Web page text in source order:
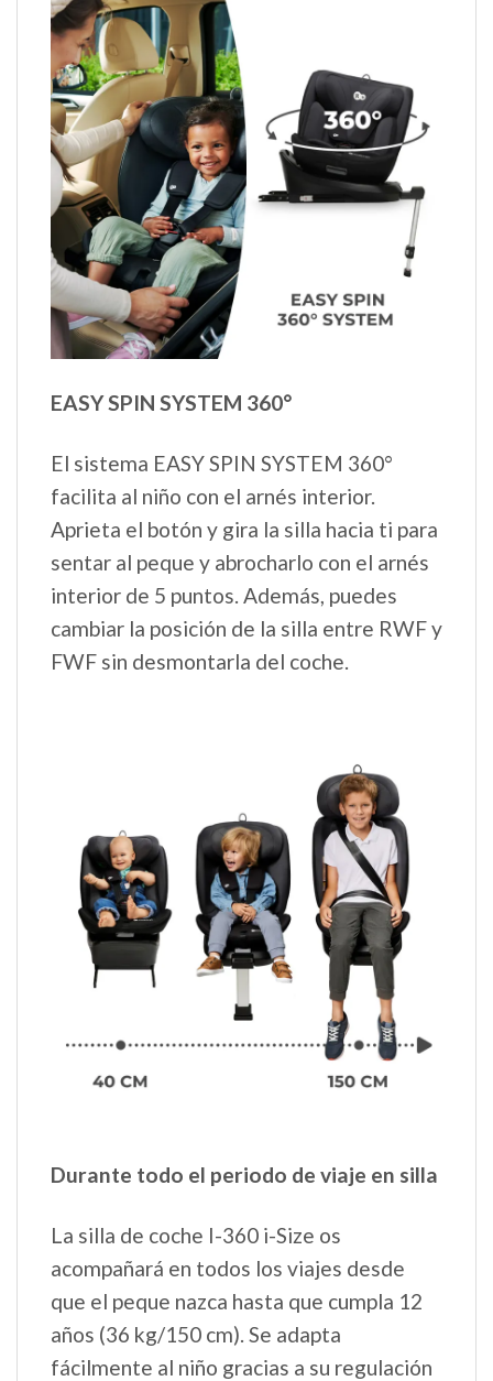
EASY SPIN SYSTEM 360°
El sistema EASY SPIN SYSTEM 360°
facilita al niño con el arnés interior.
Aprieta el botón y gira la silla hacia ti para
sentar al peque y abrocharlo con el arnés
interior de 5 puntos. Además, puedes
cambiar la posición de la silla entre RWF y
FWF sin desmontarla del coche.
Durante todo el periodo de viaje en silla
La silla de coche I-360 i-Size os
acompañará en todos los viajes desde
que el peque nazca hasta que cumpla 12
años (36 kg/150 cm). Se adapta
fácilmente al niño gracias a su regulación